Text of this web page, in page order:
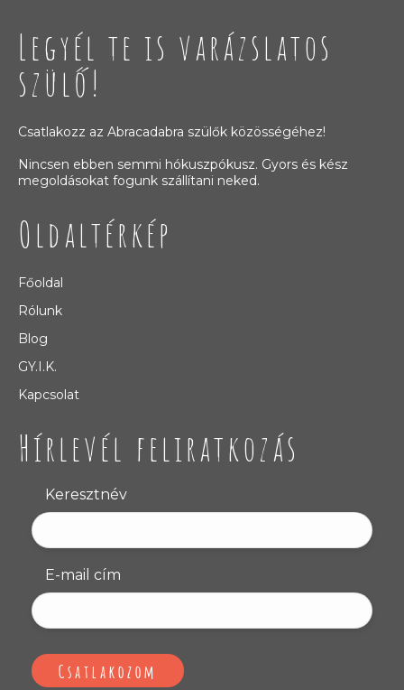
Legyél te is varázslatos
szülő!
Csatlakozz az Abracadabra szülők közösségéhez!
Nincsen ebben semmi hókuszpókusz. Gyors és kész
megoldásokat fogunk szállítani neked.
Oldaltérkép
Főoldal
Rólunk
Blog
GY.I.K.
Kapcsolat
Hírlevél feliratkozás
Keresztnév
E-mail cím